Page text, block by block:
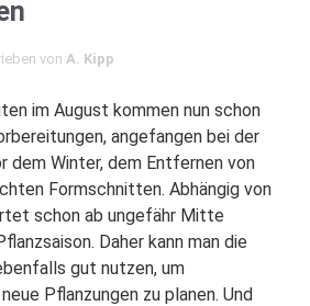
von A. Kipp
im August kommen nun schon
angefangen bei der
dem Winter, dem Entfernen von
Formschnitten. Abhängig von
schon ab ungefähr Mitte
Daher kann man die
gut nutzen, um
Pflanzungen zu planen. Und